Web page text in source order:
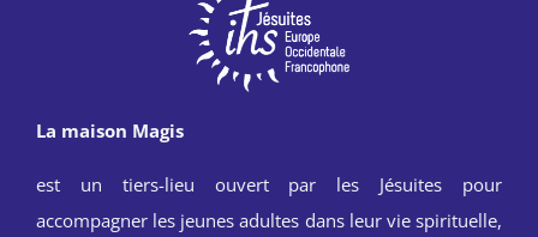
La maison Magis
est un tiers-lieu ouvert par les Jésuites pour
accompagner les jeunes adultes dans leur vie spirituelle,